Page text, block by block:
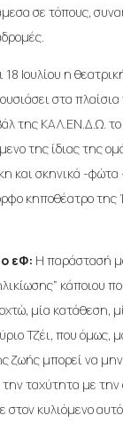
σε τόπους,
18 Ιουλίου η
στα πλαίσια
της ΚΑΛ.ΕΝ.Δ.Ω. το
της ίδιας της
και σκηνικά -φώτα
κηποθέατρο της
εΦ: Η παράστασή
κάποιου
μία κατάθεση,
Τζέι, που όμως,
ζωής μπορεί να
ταχύτητα με την
στον κυλιόμενο